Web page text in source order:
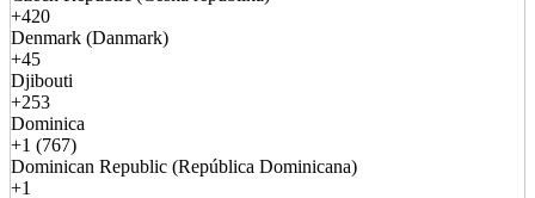
+420
Denmark (Danmark)
+45
Djibouti
+253
Dominica
+1 (767)
Dominican Republic (República Dominicana)
+1